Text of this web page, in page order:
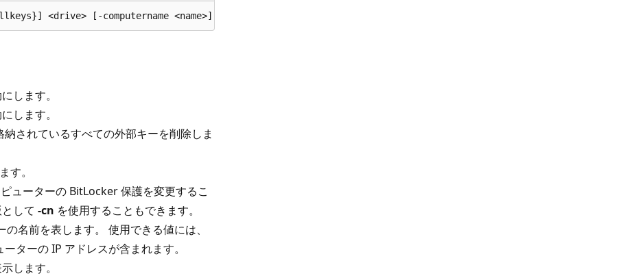
します。
します。
されているすべての外部キーを削除しま
す。
ューターの BitLocker 保護を変更するこ
して -cn を使用することもできます。
名前を表します。 使用できる値には、
ターの IP アドレスが含まれます。
します。